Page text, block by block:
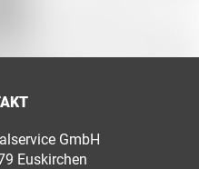
GmbH
Euskirchen